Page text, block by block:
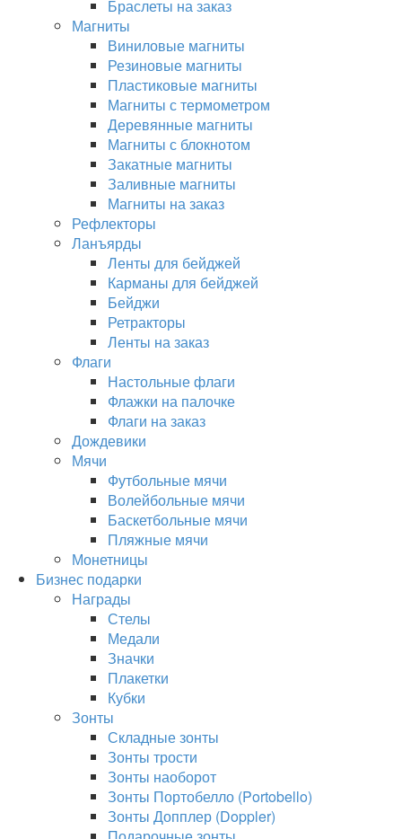
Браслеты на заказ
Магниты
Виниловые магниты
Резиновые магниты
Пластиковые магниты
Магниты с термометром
Деревянные магниты
Магниты с блокнотом
Закатные магниты
Заливные магниты
Магниты на заказ
Рефлекторы
Ланъярды
Ленты для бейджей
Карманы для бейджей
Бейджи
Ретракторы
Ленты на заказ
Флаги
Настольные флаги
Флажки на палочке
Флаги на заказ
Дождевики
Мячи
Футбольные мячи
Волейбольные мячи
Баскетбольные мячи
Пляжные мячи
Монетницы
Бизнес подарки
Награды
Стелы
Медали
Значки
Плакетки
Кубки
Зонты
Складные зонты
Зонты трости
Зонты наоборот
Зонты Портобелло (Portobello)
Зонты Допплер (Doppler)